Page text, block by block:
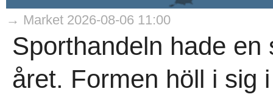
→ Market 2026-08-06 11:00
Sporthandeln hade
året. Formen höll i sig